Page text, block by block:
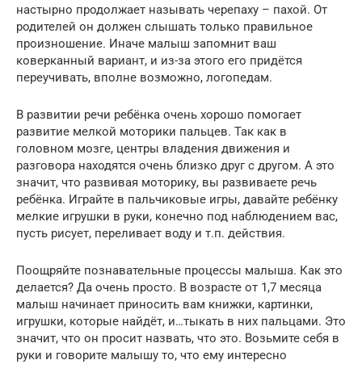
настырно продолжает называть черепаху – пахой. От
родителей он должен слышать только правильное
произношение. Иначе малыш запомнит ваш
коверканный вариант, и из-за этого его придётся
переучивать, вполне возможно, логопедам.
В развитии речи ребёнка очень хорошо помогает
развитие мелкой моторики пальцев. Так как в
головном мозге, центры владения движения и
разговора находятся очень близко друг с другом. А это
значит, что развивая моторику, вы развиваете речь
ребёнка. Играйте в пальчиковые игры, давайте ребёнку
мелкие игрушки в руки, конечно под наблюдением вас,
пусть рисует, переливает воду и т.п. действия.
Поощряйте познавательные процессы малыша. Как это
делается? Да очень просто. В возрасте от 1,7 месяца
малыш начинает приносить вам книжки, картинки,
игрушки, которые найдёт, и…тыкать в них пальцами. Это
значит, что он просит назвать, что это. Возьмите себя в
руки и говорите малышу то, что ему интересно